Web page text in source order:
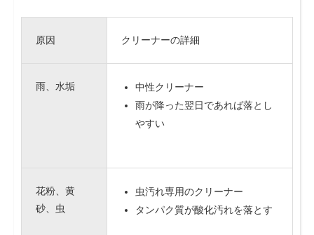
原因 クリーナーの詳細
雨、水垢
中性クリーナー
雨が降った翌日であれば落とし
やすい
花粉、黄
砂、虫
虫汚れ専用のクリーナー
タンパク質が酸化汚れを落とす